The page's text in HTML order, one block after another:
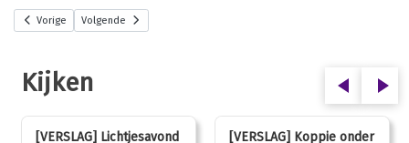
Vorige Volgende
Kijken
[VERSLAG] Lichtjesavond [VERSLAG] Koppie onder